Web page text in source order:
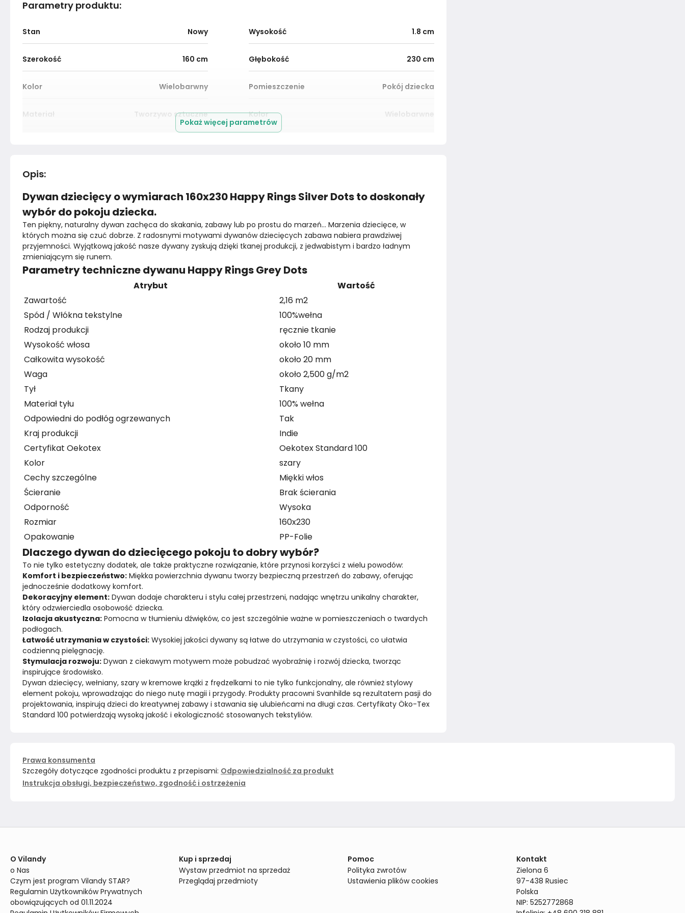
Parametry produktu:
Stan Nowy Wysokość 1.8 cm
Szerokość 160 cm Głębokość 230 cm
Kolor Wielobarwny Pomieszczenie Pokój dziecka
Materiał Tworzywo sztuczne Kolor Wielobarwne
Pokaż więcej parametrów
Opis:
Dywan dziecięcy o wymiarach 160x230 Happy Rings Silver Dots to doskonały
wybór do pokoju dziecka.
Ten piękny, naturalny dywan zachęca do skakania, zabawy lub po prostu do marzeń... Marzenia dziecięce, w
których można się czuć dobrze. Z radosnymi motywami dywanów dziecięcych zabawa nabiera prawdziwej
przyjemności. Wyjątkową jakość nasze dywany zyskują dzięki tkanej produkcji, z jedwabistym i bardzo ładnym
zmieniającym się runem.
Parametry techniczne dywanu Happy Rings Grey Dots
Atrybut
Wartość
Zawartość
2,16 m2
Spód / Włókna tekstylne
100%wełna
Rodzaj produkcji
ręcznie tkanie
Wysokość włosa
około 10 mm
Całkowita wysokość
około 20 mm
Waga
około 2,500 g/m2
Tył
Tkany
Materiał tyłu
100% wełna
Odpowiedni do podłóg ogrzewanych
Tak
Kraj produkcji
Indie
Certyfikat Oekotex
Oekotex Standard 100
Kolor
szary
Cechy szczególne
Miękki włos
Ścieranie
Brak ścierania
Odporność
Wysoka
Rozmiar
160x230
Opakowanie
PP-Folie
Dlaczego dywan do dziecięcego pokoju to dobry wybór?
To nie tylko estetyczny dodatek, ale także praktyczne rozwiązanie, które przynosi korzyści z wielu powodów:
Komfort i bezpieczeństwo: Miękka powierzchnia dywanu tworzy bezpieczną przestrzeń do zabawy, oferując
jednocześnie dodatkowy komfort.
Dekoracyjny element: Dywan dodaje charakteru i stylu całej przestrzeni, nadając wnętrzu unikalny charakter,
który odzwierciedla osobowość dziecka.
Izolacja akustyczna: Pomocna w tłumieniu dźwięków, co jest szczególnie ważne w pomieszczeniach o twardych
podłogach.
Łatwość utrzymania w czystości: Wysokiej jakości dywany są łatwe do utrzymania w czystości, co ułatwia
codzienną pielęgnację.
Stymulacja rozwoju: Dywan z ciekawym motywem może pobudzać wyobraźnię i rozwój dziecka, tworząc
inspirujące środowisko.
Dywan dziecięcy, wełniany, szary w kremowe krążki z frędzelkami to nie tylko funkcjonalny, ale również stylowy
element pokoju, wprowadzając do niego nutę magii i przygody. Produkty pracowni Svanhilde są rezultatem pasji do
projektowania, inspirują dzieci do kreatywnej zabawy i stawania się ulubieńcami na długi czas. Certyfikaty Öko-Tex
Standard 100 potwierdzają wysoką jakość i ekologiczność stosowanych tekstyliów.
Prawa konsumenta
Szczegóły dotyczące zgodności produktu z przepisami: Odpowiedzialność za produkt
Instrukcja obsługi, bezpieczeństwo, zgodność i ostrzeżenia
O Vilandy
o Nas
Czym jest program Vilandy STAR?
Regulamin Użytkowników Prywatnych
obowiązujących od 01.11.2024
Kup i sprzedaj
Wystaw przedmiot na sprzedaż
Przeglądaj przedmioty
Pomoc
Polityka zwrotów
Ustawienia plików cookies
Kontakt
Zielona 6
97-438 Rusiec
Polska
NIP: 5252772868